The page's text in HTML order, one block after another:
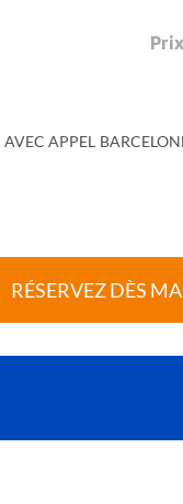
AVEC APPEL
RÉSERVEZ DÈS